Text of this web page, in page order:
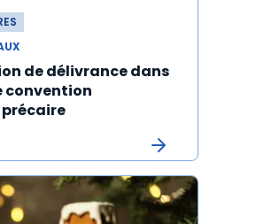
de délivrance dans
convention